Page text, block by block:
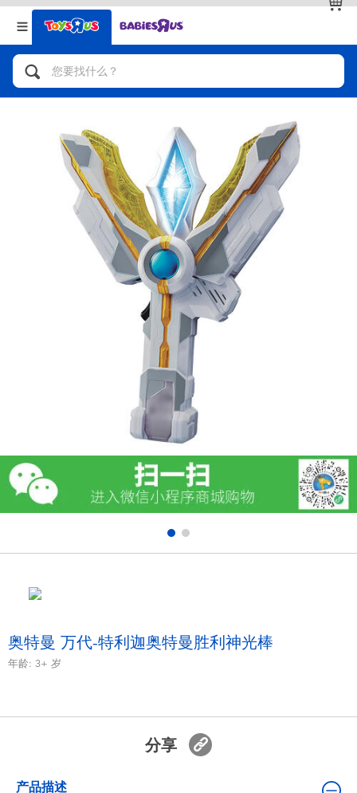
返回
分类目录
人气英雄，角色扮演，射击玩具
自行车，滑板车，骑乘车
拼砌组合及乐高LEGO
玩具车，货车，火车及遥控系列
手工艺，文具，蜡笔，泥胶，画板
娃娃，芭比，收藏公仔
游戏及拼图系列
益智学习玩具
户外及运动产品
毛绒公仔玩具
返回
品牌
查看全部
奥特曼 万代-特利迦奥特曼胜利神光棒
年龄: 3+ 岁
分享
产品描述